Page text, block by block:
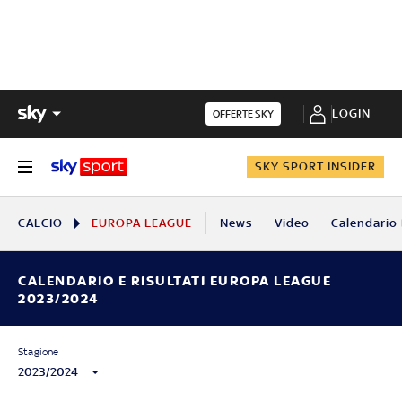
OFFERTE SKY LOGIN
SKY SPORT INSIDER
CALCIO EUROPA LEAGUE News Video
CALENDARIO E RISULTATI EUROPA LEAGUE
2023/2024
Stagione
2023/2024